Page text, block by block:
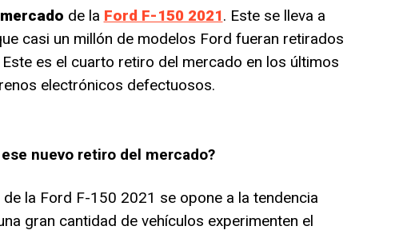
de la Ford F-150 2021. Este se lleva a
casi un millón de modelos Ford fueran retirados
es el cuarto retiro del mercado en los últimos
electrónicos defectuosos.
nuevo retiro del mercado?
la Ford F-150 2021 se opone a la tendencia
gran cantidad de vehículos experimenten el